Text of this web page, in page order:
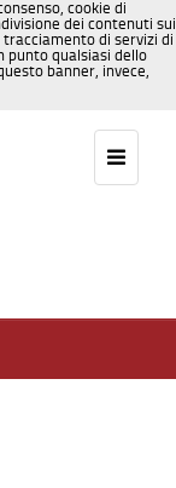
cookie di
dei contenuti sui
di servizi di
punto qualsiasi dello
banner, invece,